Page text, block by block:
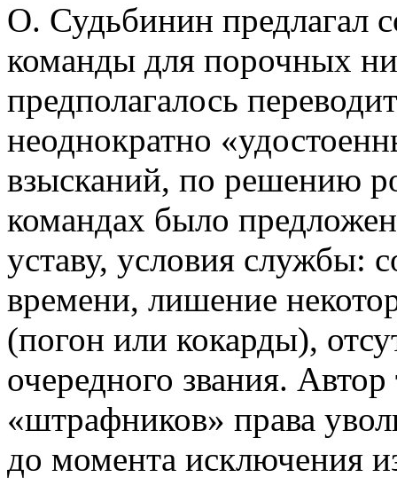
О. Судьбинин предлагал
команды для порочных
предполагалось
неоднократно
взысканий, по решению
командах было
уставу, условия службы:
времени, лишение
(погон или кокарды),
очередного звания.
«штрафников» права
до момента исключения